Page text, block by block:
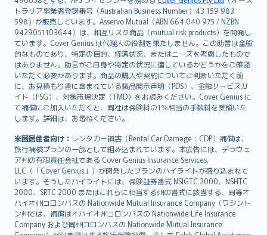
トラリア事業者登録番号（Australian Business Number）43 159 983
598）が販売しています。Asservo Mutual（ABN 664 040 975 / NZBN
9429051103644）は、相互リスク商品（mutual risk products）を開発し
ています。Cover Genius は代理人の役割を果たしません。この助言は全般
的なものであり、特定の目的、経済状況、またはニーズを考慮したもので
はありません。助言がご自身や特定の状況に適しているかどうかをご確認
いただく必要があります。商品の購入や契約についてご判断いただく前
に、お見積もり書に含まれている製品開示声明（PDS）、金融サービスガ
イド（FSG）、対象市場決定（TMD）をお読みください。Cover Genius に
て補償にご加入いただくと、同社は保険料の1％相当の手数料を受領いた
します。詳細は、お尋ねください。
米国居住者向け： レンタカー損害（Rental Car Damage：CDP）補償は、
旅行補償プランの一部として組み込まれています。本広告には、デラウェ
ア州の有限責任会社である Cover Genius Insurance Services,
LLC（「Cover Genius」）が開発したプランのハイライトが盛り込まれて
います。そうしたハイライトには、保険証券書式 NSIGTC 2000、NSHTC
2000、SRTC 2000 またはこれらに相当する州の書式に該当する、同等オ
ハイオ州コロンバスの Nationwide Mutual Insurance Company（ワシント
ン州では、補償はオハイオ州コロンバスの Nationwide Life Insurance
Company および同州コロンバスの Nationwide Mutual Insurance
한국어
dansk
norsk
suomi
العربيّة
Türkçe
česky
Русский
български
català
Hrvatski
eesti
Ελληνικά
Magyar
Íslenska